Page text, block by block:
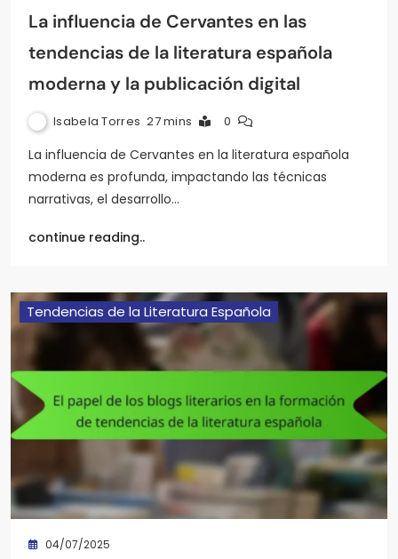
La influencia de Cervantes en las
tendencias de la literatura española
moderna y la publicación digital
Isabela Torres 27 mins 0
La influencia de Cervantes en la literatura española
moderna es profunda, impactando las técnicas
narrativas, el desarrollo…
continue reading..
Tendencias de la Literatura Española
04/07/2025